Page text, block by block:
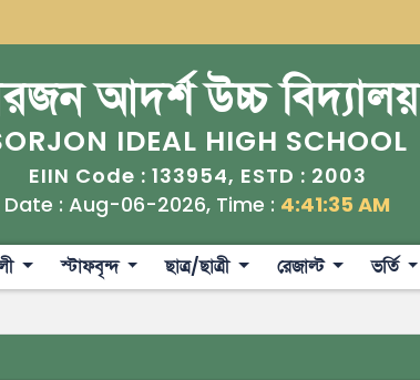
আদর্শ উচ্চ বিদ্যালয়
IDEAL HIGH SCHOOL
EIIN Code : 133954, ESTD : 2003
Date : Aug-06-2026, Time : 4:41:35 AM
স্টাফবৃন্দ ছাত্র/ছাত্রী রেজাল্ট ভর্তি